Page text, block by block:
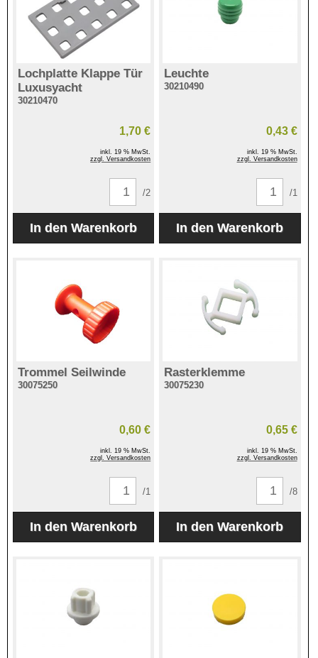
Lochplatte Klappe Tür
Luxusyacht
30210470
1,70 €
inkl. 19 % MwSt.
zzgl. Versandkosten
/2
Leuchte
30210490
0,43 €
inkl. 19 % MwSt.
zzgl. Versandkosten
/1
Trommel Seilwinde
30075250
0,60 €
inkl. 19 % MwSt.
zzgl. Versandkosten
/1
Rasterklemme
30075230
0,65 €
inkl. 19 % MwSt.
zzgl. Versandkosten
/8